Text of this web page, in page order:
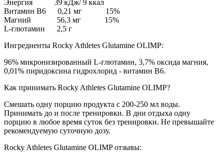
Энергия 39 кДж/ 9 ккал
Витамин В6 0,21 мг 15%
Магний 56,3 мг 15%
L-глютамин 2,5 г
Ингредиенты Rocky Athletes Glutamine OLIMP:
96% микронизированный L-глютамин, 3,7% оксида магния,
0,01% пиридоксина гидрохлорид - витамин B6.
Как принимать Rocky Athletes Glutamine OLIMP?
Смешать одну порцию продукта с 200-250 мл воды.
Принимать до и после тренировки. В дни отдыха одну
порцию в любое время суток без тренировки. Не превышайте
рекомендуемую суточную дозу.
Rocky Athletes Glutamine OLIMP отзывы: